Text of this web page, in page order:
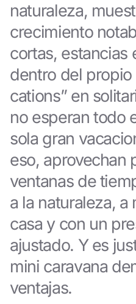
naturaleza,
crecimiento
cortas, estancias
dentro del propio
cations” en
no esperan todo
sola gran
eso, aprovechan
ventanas de
a la naturaleza,
casa y con un
ajustado. Y es
mini caravana
ventajas.